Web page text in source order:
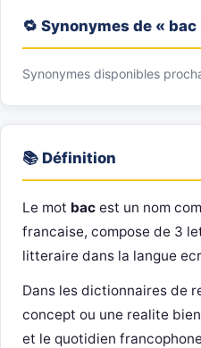
🔁 Synonymes de « bac
Synonymes disponibles
📚 Définition
Le mot bac est un nom
francaise, compose de 3
litteraire dans la langue
Dans les dictionnaires de
concept ou une realite
et le quotidien